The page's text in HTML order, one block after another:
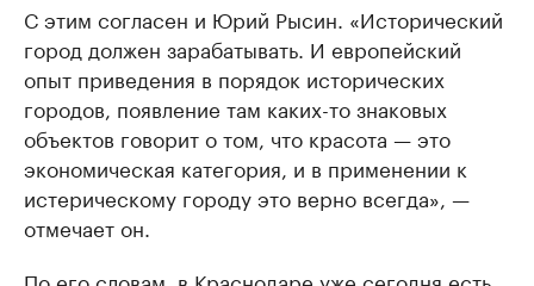
С этим согласен и Юрий Рысин. «Исторический
город должен зарабатывать. И европейский
опыт приведения в порядок исторических
городов, появление там каких-то знаковых
объектов говорит о том, что красота — это
экономическая категория, и в применении к
истерическому городу это верно всегда», —
отмечает он.
По его словам, в Краснодаре уже сегодня есть